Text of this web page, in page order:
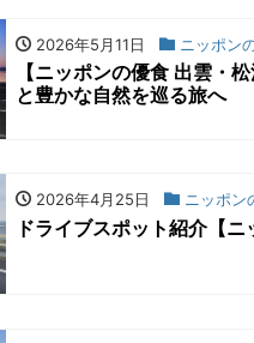
2026年5月11日 ニッポン
【ニッポンの優食 出雲・
と豊かな自然を巡る旅へ
2026年4月25日 ニッポン
ドライブスポット紹介【